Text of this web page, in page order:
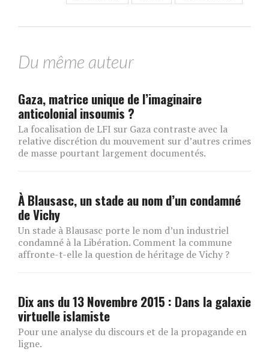
Du même auteur
Gaza, matrice unique de l’imaginaire
anticolonial insoumis ?
La focalisation de LFI sur Gaza contraste avec la
relative discrétion du mouvement sur d’autres crimes
de masse pourtant largement documentés.
À Blausasc, un stade au nom d’un condamné
de Vichy
Un stade à Blausasc porte le nom d’un industriel
condamné à la Libération. Comment la commune
affronte-t-elle la question de héritage de Vichy ?
Dix ans du 13 Novembre 2015 : Dans la galaxie
virtuelle islamiste
Pour une analyse du discours et de la propagande en
ligne.